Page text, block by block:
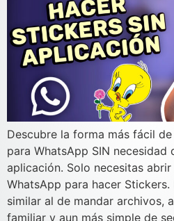
Descubre la forma más fácil
para WhatsApp SIN necesidad
aplicación. Solo necesitas
WhatsApp para hacer
similar al de mandar archivos,
familiar y aun más simple de